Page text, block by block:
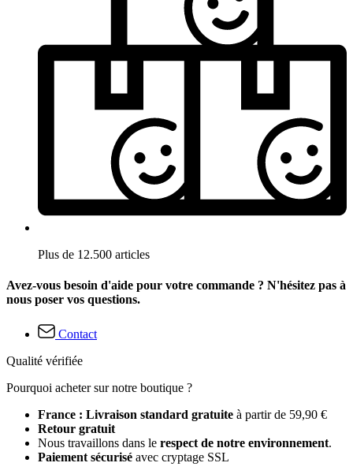
Plus de 12.500 articles
Avez-vous besoin d'aide pour votre commande ? N'hésitez pas à
nous poser vos questions.
Contact
Qualité vérifiée
Pourquoi acheter sur notre boutique ?
France : Livraison standard gratuite à partir de 59,90 €
Retour gratuit
Nous travaillons dans le respect de notre environnement.
Paiement sécurisé avec cryptage SSL